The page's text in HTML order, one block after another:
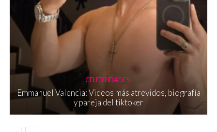
CELEBRIDADES
Emmanuel Valencia: Videos más atrevidos, biografía
y pareja del tiktoker